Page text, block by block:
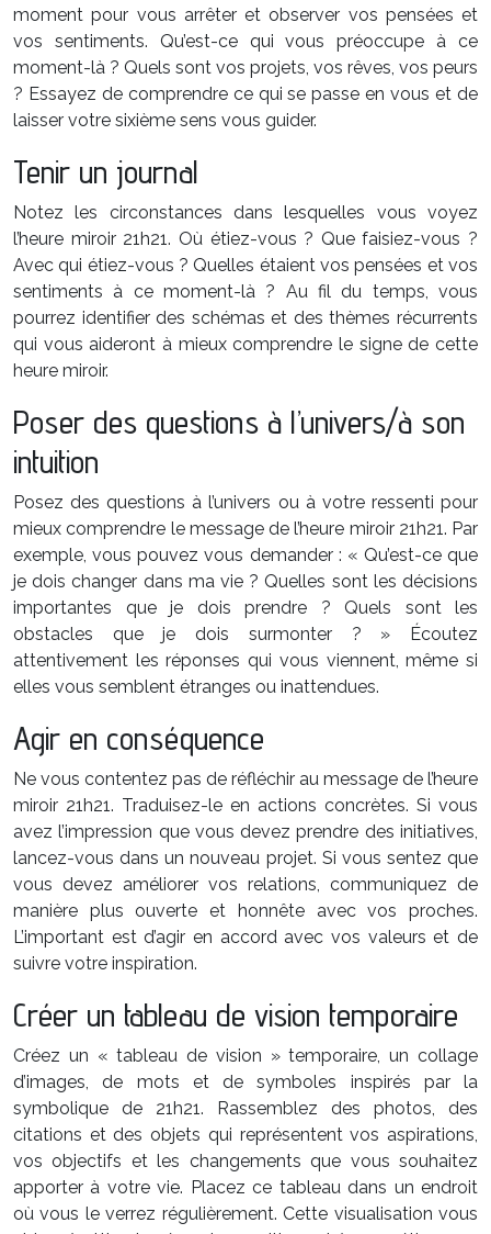
moment pour vous arrêter et observer vos pensées et
vos sentiments. Qu’est-ce qui vous préoccupe à ce
moment-là ? Quels sont vos projets, vos rêves, vos peurs
? Essayez de comprendre ce qui se passe en vous et de
laisser votre sixième sens vous guider.
Tenir un journal
Notez les circonstances dans lesquelles vous voyez
l’heure miroir 21h21. Où étiez-vous ? Que faisiez-vous ?
Avec qui étiez-vous ? Quelles étaient vos pensées et vos
sentiments à ce moment-là ? Au fil du temps, vous
pourrez identifier des schémas et des thèmes récurrents
qui vous aideront à mieux comprendre le signe de cette
heure miroir.
Poser des questions à l’univers/à son
intuition
Posez des questions à l’univers ou à votre ressenti pour
mieux comprendre le message de l’heure miroir 21h21. Par
exemple, vous pouvez vous demander : « Qu’est-ce que
je dois changer dans ma vie ? Quelles sont les décisions
importantes que je dois prendre ? Quels sont les
obstacles que je dois surmonter ? » Écoutez
attentivement les réponses qui vous viennent, même si
elles vous semblent étranges ou inattendues.
Agir en conséquence
Ne vous contentez pas de réfléchir au message de l’heure
miroir 21h21. Traduisez-le en actions concrètes. Si vous
avez l’impression que vous devez prendre des initiatives,
lancez-vous dans un nouveau projet. Si vous sentez que
vous devez améliorer vos relations, communiquez de
manière plus ouverte et honnête avec vos proches.
L’important est d’agir en accord avec vos valeurs et de
suivre votre inspiration.
Créer un tableau de vision temporaire
Créez un « tableau de vision » temporaire, un collage
d’images, de mots et de symboles inspirés par la
symbolique de 21h21. Rassemblez des photos, des
citations et des objets qui représentent vos aspirations,
vos objectifs et les changements que vous souhaitez
apporter à votre vie. Placez ce tableau dans un endroit
où vous le verrez régulièrement. Cette visualisation vous